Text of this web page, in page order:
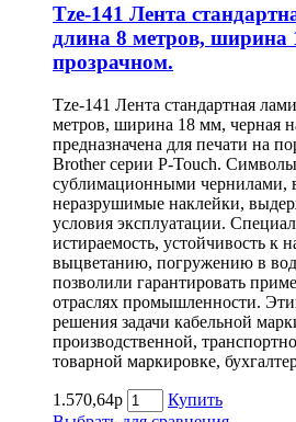
Tze-141 Лента
длина 8 метров, ширина
прозрачном.
Tze-141 Лента стандартная
метров, ширина 18 мм, черная
предназначена для печати на
Brother серии P-Touch. Символы
сублимационными чернилами, в
неразрушимые наклейки,
условия эксплуатации.
истираемость, устойчивость к
выцветанию, погружению в
позволили гарантировать
отраслях промышленности.
решения задачи кабельной
производственной,
товарной маркировке,
1.570,64р
Купить